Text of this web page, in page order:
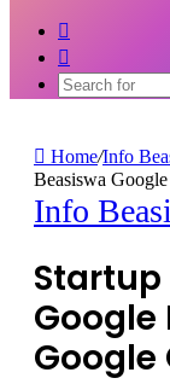
skin
Home/Info
Beasiswa
Info
Google
Google